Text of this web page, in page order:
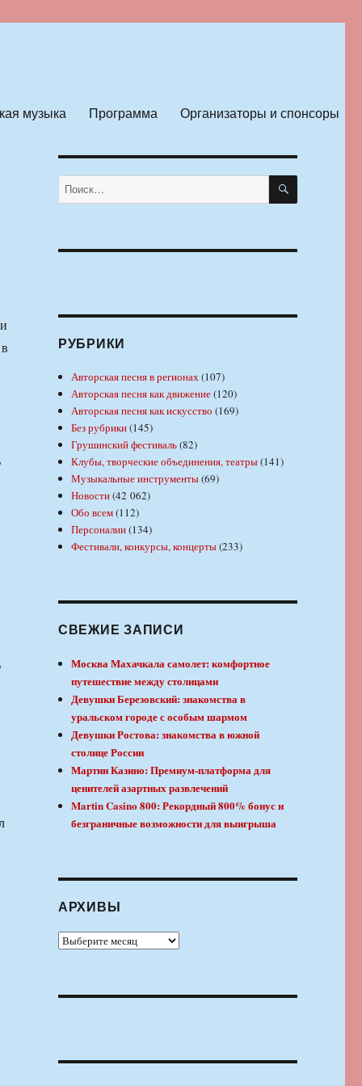
музыка Программа Организаторы и спонсоры
Искать: ПОИСК
РУБРИКИ
Авторская песня в регионах(107)
Авторская песня как движение(120)
Авторская песня как искусство (169)
Без рубрики(145)
Грушинский фестиваль(82)
Клубы, творческие объединения, театры(141)
Музыкальные инструменты(69)
Новости(42 062)
Обо всем(112)
Персоналии(134)
Фестивали, конкурсы, концерты(233)
СВЕЖИЕ ЗАПИСИ
Москва Махачкала самолет: комфортное
путешествие между столицами
Девушки Березовский: знакомства в
уральском городе с особым шармом
Девушки Ростова: знакомства в южной
столице России
Мартин Казино: Премиум-платформа для
ценителей азартных развлечений
Martin Casino 800: Рекордный 800% бонус и
безграничные возможности для выигрыша
АРХИВЫ
Архивы